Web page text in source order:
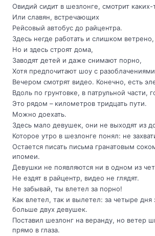
Овидий сидит в шезлонге, смотрит
Или славян, встречающих
Рейсовый автобус до райцентра.
Здесь негде работать и слишком ветрено,
Но и здесь строят дома,
Заводят детей и даже снимают порно,
Хотя предпочитают шоу с
Вечером смотрят видео. Конечно, есть
Вдоль по грунтовке, в патрульной части,
Это рядом – километров тридцать пути.
Можно доехать.
Здесь мало девушек, они не выходят из
Которое утро в шезлонге понял: не
Остается писать письма гранатовым
ипомеи.
Девушки не появляются ни в одном из
Не ездят в райцентр, видео не глядят.
Не забывай, ты влетел за порно!
Как влетел, так и вылетел: за четыре дня
больше двух девушек.
Поставил шезлонг на веранду, но ветер
прямо в глаза.